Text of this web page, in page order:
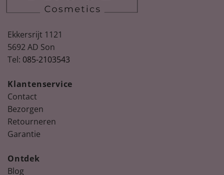
Ekkersrijt 1121
5692 AD Son
Tel: 085-2103543
Klantenservice
Contact
Bezorgen
Retourneren
Garantie
Ontdek
Blog